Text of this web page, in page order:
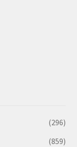
(296)
(859)